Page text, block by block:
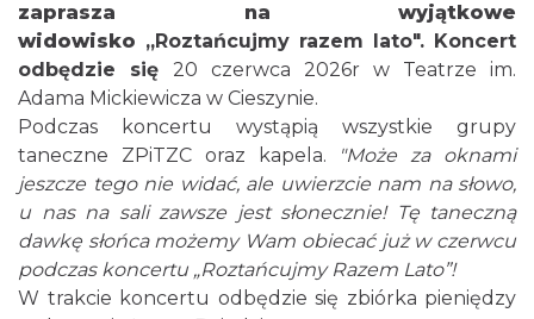
Mozaika Folkloru II – Spotkanie trzech
kultur
Cieszyn
0.01 km
zaprasza na wyjątkowe
widowisko „Roztańcujmy razem lato". Koncert
odbędzie się 20 czerwca 2026r w Teatrze im.
Adama Mickiewicza w Cieszynie.
Podczas koncertu wystąpią wszystkie grupy
taneczne ZPiTZC oraz kapela. "Może za oknami
jeszcze tego nie widać, ale uwierzcie nam na słowo,
u nas na sali zawsze jest słonecznie! Tę taneczną
dawkę słońca możemy Wam obiecać już w czerwcu
podczas koncertu „Roztańcujmy Razem Lato”!
W trakcie koncertu odbędzie się zbiórka pieniędzy